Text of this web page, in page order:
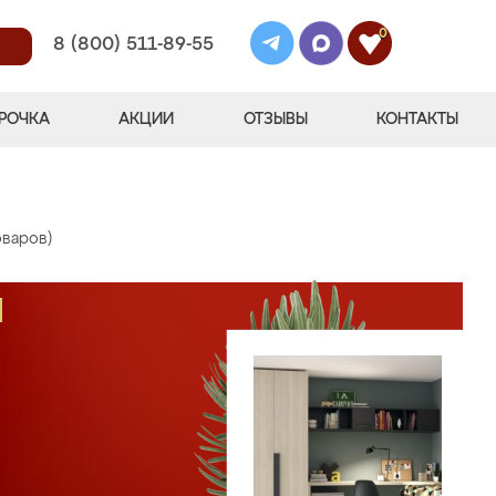
8 (800) 511-89-55
0
АКЦИИ ОТЗЫВЫ КОНТАКТЫ